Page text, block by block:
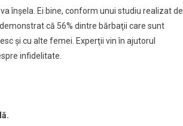
înşela. Ei bine, conform unui studiu realizat de
că 56% dintre bărbaţii care sunt
şi cu alte femei. Experţii vin în ajutorul
infidelitate.